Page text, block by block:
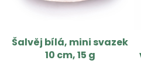
Šalvěj bílá, mini svazek
10 cm, 15 g